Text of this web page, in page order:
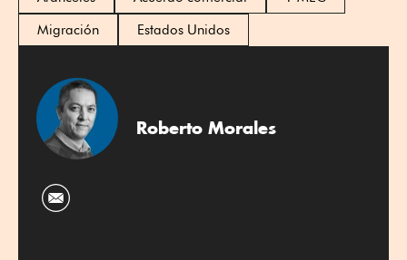
Migración
Estados Unidos
Roberto Morales